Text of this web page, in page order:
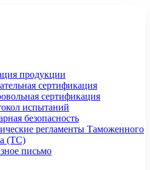
продукции
сертификация
сертификация
испытаний
безопасность
регламенты Таможенного
(ТС)
письмо